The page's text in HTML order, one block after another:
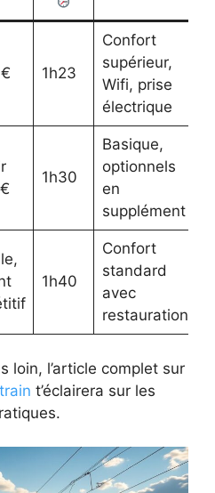
1h23
Confort
supérieur,
Wifi, prise
électrique
1h30
Basique,
optionnels
en
supplément
1h40
Confort
standard
avec
restauration
loin, l’article complet sur
t’éclairera sur les